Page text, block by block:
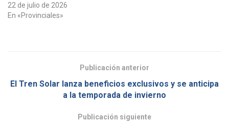
22 de julio de 2026
En «Provinciales»
Publicación anterior
El Tren Solar lanza beneficios exclusivos y se anticipa
a la temporada de invierno
Publicación siguiente